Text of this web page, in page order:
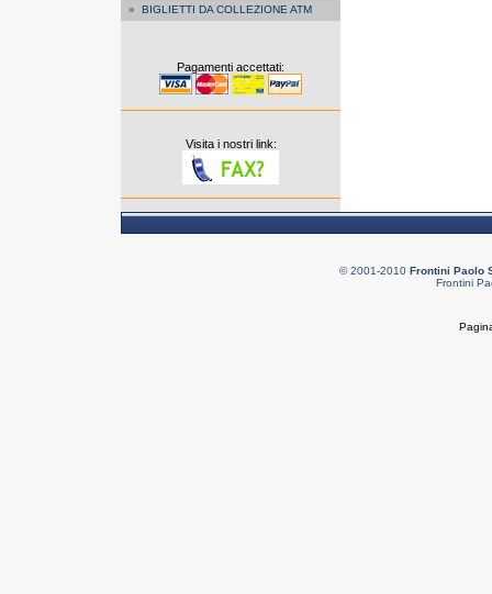
» BIGLIETTI DA COLLEZIONE ATM
Pagamenti accettati:
Visita i nostri link:
© 2001-2010 Frontini Paolo
Frontini